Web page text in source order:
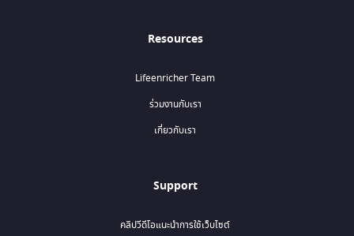
Resources
Lifeenricher Team
ร่วมงานกับเรา
เกี่ยวกับเรา
Support
คลิปวีดีโอแนะนำการใช้เว็บไซต์